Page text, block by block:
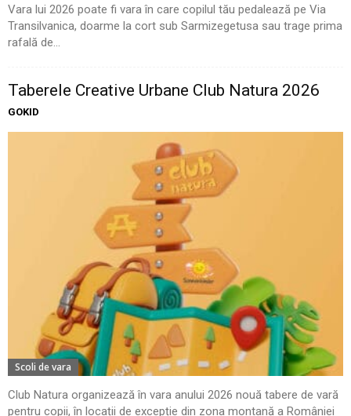
Vara lui 2026 poate fi vara în care copilul tău pedalează pe Via
Transilvanica, doarme la cort sub Sarmizegetusa sau trage prima
rafală de...
Taberele Creative Urbane Club Natura 2026
GOKID
Scoli de vara
Club Natura organizează în vara anului 2026 nouă tabere de vară
pentru copii, în locații de excepție din zona montană a României